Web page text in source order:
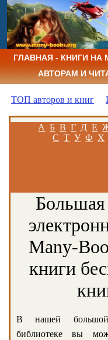
ГЛАВНАЯ - КНИГИ НА
АВТОРАМ И
ТОП авторов и книг
А Б В Г Д Е
С Т У Ф Х
Большая
Many-
книги
В нашей большой
библиотеке вы